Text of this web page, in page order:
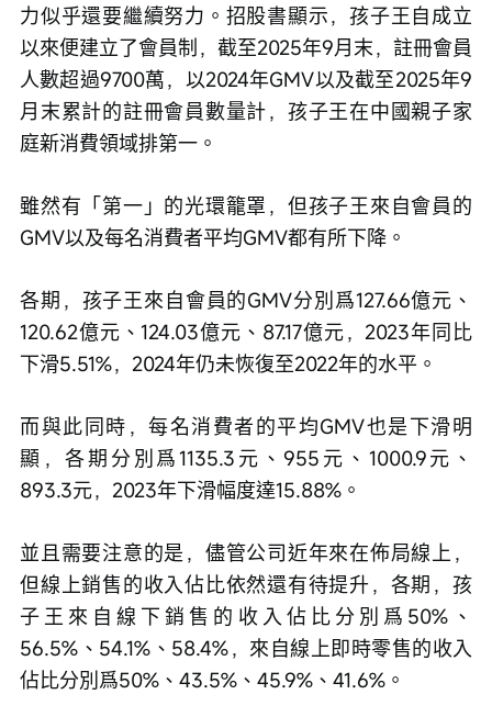
力似乎還要繼續努力。招股書顯示，孩子王自成立
以來便建立了會員制，截至2025年9月末，註冊會員
人數超過9700萬，以2024年GMV以及截至2025年9
月末累計的註冊會員數量計，孩子王在中國親子家
庭新消費領域排第一。
雖然有「第一」的光環籠罩，但孩子王來自會員的
GMV以及每名消費者平均GMV都有所下降。
各期，孩子王來自會員的GMV分別爲127.66億元、
120.62億元、124.03億元、87.17億元，2023年同比
下滑5.51%，2024年仍未恢復至2022年的水平。
而與此同時，每名消費者的平均GMV也是下滑明
顯，各期分別爲1135.3元、955元、1000.9元、
893.3元，2023年下滑幅度達15.88%。
並且需要注意的是，儘管公司近年來在佈局線上，
但線上銷售的收入佔比依然還有待提升，各期，孩
子王來自線下銷售的收入佔比分別爲50%、
56.5%、54.1%、58.4%，來自線上即時零售的收入
佔比分別爲50%、43.5%、45.9%、41.6%。